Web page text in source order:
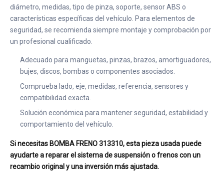
diámetro, medidas, tipo de pinza, soporte, sensor ABS o
características específicas del vehículo. Para elementos de
seguridad, se recomienda siempre montaje y comprobación por
un profesional cualificado.
Adecuado para manguetas, pinzas, brazos, amortiguadores,
bujes, discos, bombas o componentes asociados.
Comprueba lado, eje, medidas, referencia, sensores y
compatibilidad exacta.
Solución económica para mantener seguridad, estabilidad y
comportamiento del vehículo.
Si necesitas BOMBA FRENO 313310, esta pieza usada puede
ayudarte a reparar el sistema de suspensión o frenos con un
recambio original y una inversión más ajustada.